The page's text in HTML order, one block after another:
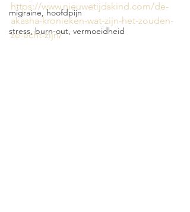
migraine, hoofdpijn
stress, burn-out, vermoeidheid
https://www.nieuwetijdskind.com/de-
akasha-kronieken-wat-zijn-het-zouden-
ze-echt-zijn/